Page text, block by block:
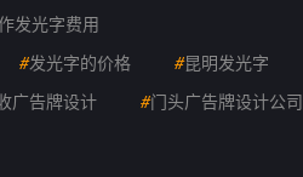
发光字费用
#发光字的价格 #昆明发光字
广告牌设计 #门头广告牌设计公司